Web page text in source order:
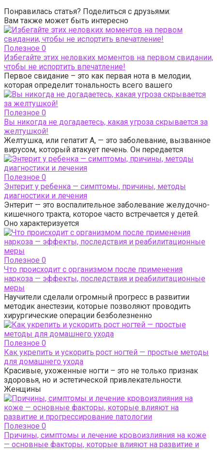
Понравилась статья? Поделиться с друзьями:
Вам также может быть интересно
Полезное 0
Избегайте этих неловких моментов на первом свидании,
чтобы не испортить впечатление!
Первое свидание – это как первая нота в мелодии,
которая определит тональность всего вашего
Полезное 0
Вы никогда не догадаетесь, какая угроза скрывается за
желтушкой!
Желтушка, или гепатит А, — это заболевание, вызванное
вирусом, который атакует печень. Он передается
Полезное 0
Энтерит у ребенка — симптомы, причины, методы
диагностики и лечения
Энтерит — это воспалительное заболевание желудочно-
кишечного тракта, которое часто встречается у детей.
Оно характеризуется
Полезное 0
Что происходит с организмом после применения
наркоза — эффекты, последствия и реабилитационные
меры
Научители сделали огромный прогресс в развитии
методик анестезии, которые позволяют проводить
хирургические операции безболезненно
Полезное 0
Как укрепить и ускорить рост ногтей — простые методы
для домашнего ухода
Красивые, ухоженные ногти – это не только признак
здоровья, но и эстетической привлекательности.
Женщины
Полезное 0
Причины, симптомы и лечение кровоизлияния на коже
— основные факторы, которые влияют на развитие и